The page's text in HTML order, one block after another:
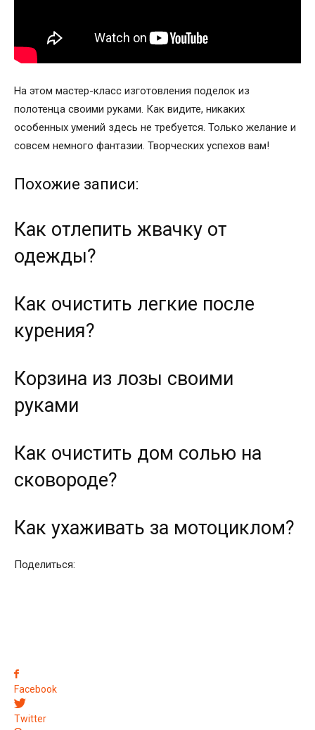
На этом мастер-класс изготовления поделок из
полотенца своими руками. Как видите, никаких
особенных умений здесь не требуется. Только желание и
совсем немного фантазии. Творческих успехов вам!
Похожие записи:
Как отлепить жвачку от
одежды?
Как очистить легкие после
курения?
Корзина из лозы своими
руками
Как очистить дом солью на
сковороде?
Как ухаживать за мотоциклом?
Поделиться:
Facebook
Twitter